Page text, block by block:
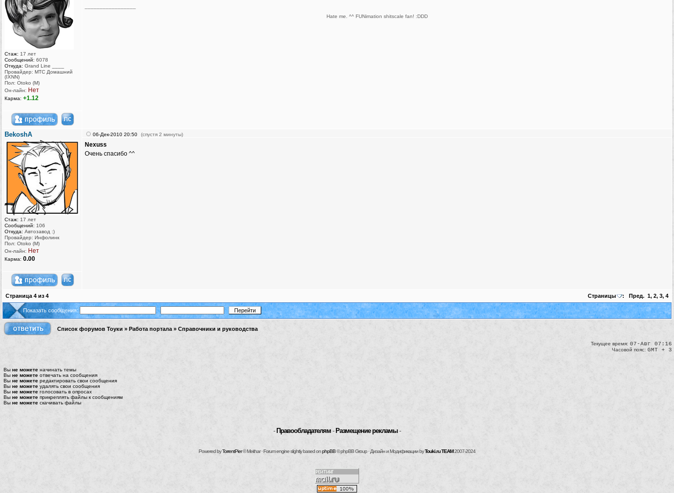
Стаж: 17 лет
Сообщений: 6078
Откуда: Grand Line ____
Провайдер: МТС Домашний
(IXNN)
Пол: Otoko (M)
Он-лайн: Нет
Карма: +1.12
Hate me. ^^ FUNimation shitscale fan! :DDD
BekoshA
Стаж: 17 лет
Сообщений: 106
Откуда: Автозавод :)
Провайдер: Инфолинк
Пол: Otoko (M)
Он-лайн: Нет
Карма: 0.00
06-Дек-2010 20:50 (спустя 2 минуты)
Nexuss
Очень спасибо ^^
Страница 4 из 4 Страницы : Пред. 1, 2, 3, 4
Показать сообщения:
Список форумов Тоуки » Работа портала » Справочники и руководства
Текущее время: 07-Авг 07:16
Часовой пояс: GMT + 3
Вы не можете начинать темы
Вы не можете отвечать на сообщения
Вы не можете редактировать свои сообщения
Вы не можете удалять свои сообщения
Вы не можете голосовать в опросах
Вы не можете прикреплять файлы к сообщениям
Вы не можете скачивать файлы
- Правообладателям - Размещение рекламы-
Powered byTorrentPier© Meithar · Forum engine slightly based onphpBB© phpBB Group · Дизайн и Модификации byTouki.ru TEAM2007-2024